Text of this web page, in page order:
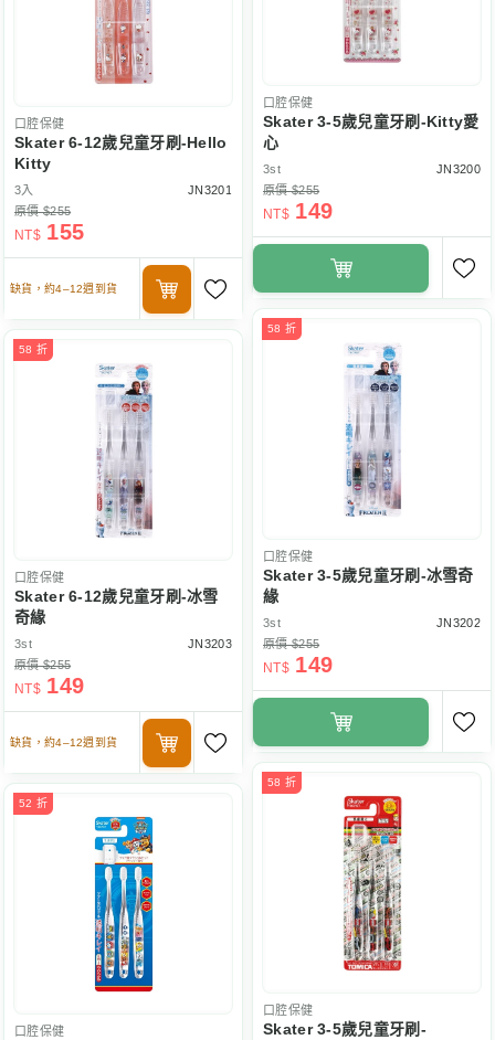
口腔保健
Skater 3-5歲兒童牙刷-Kitty愛
心
3st
JN3200
原價 $255
NT$ 149
口腔保健
Skater 6-12歲兒童牙刷-Hello
Kitty
3入
JN3201
原價 $255
NT$ 155
缺貨，約4–12週到貨
58 折
口腔保健
Skater 3-5歲兒童牙刷-冰雪奇
緣
3st
JN3202
原價 $255
NT$ 149
58 折
口腔保健
Skater 6-12歲兒童牙刷-冰雪
奇緣
3st
JN3203
原價 $255
NT$ 149
缺貨，約4–12週到貨
58 折
口腔保健
Skater 3-5歲兒童牙刷-
52 折
口腔保健